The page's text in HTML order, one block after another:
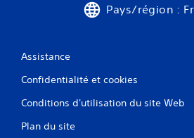
Pays/région :
Assistance
Confidentialité et cookies
Conditions d'utilisation du site Web
Plan du site